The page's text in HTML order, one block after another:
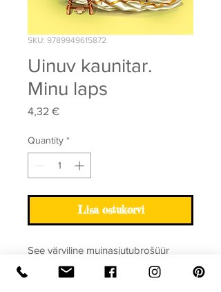
SKU: 9789949615872
Uinuv kaunitar.
Minu laps
4,32 €Price
Quantity *
Lisa ostukorvi
See värviline muinasjutubrošüür
jutustab loo uinuvast kaunitarist.